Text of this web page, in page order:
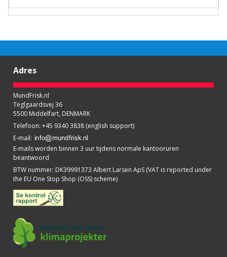
Adres
MundFrisk.nl
Teglgaardsvej 36
5500 Middelfart, DENMARK
Telefoon: +45 9340 3838 (english support)
E-mail:
E-mails worden binnen 3 uur tijdens normale kantooruren
beantwoord
BTW nummer: DK39991373 Albert Larsen ApS (VAT is reported under
the EU One Stop Shop (OSS) scheme)